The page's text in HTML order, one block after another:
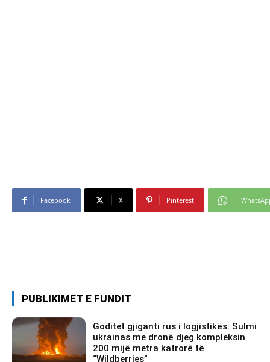
Facebook X Pinterest
PUBLIKIMET E FUNDIT
Goditet gjiganti rus i logjistikës: Sulmi
ukrainas me dronë djeg kompleksin
200 mijë metra katrorë të
“Wildberries”